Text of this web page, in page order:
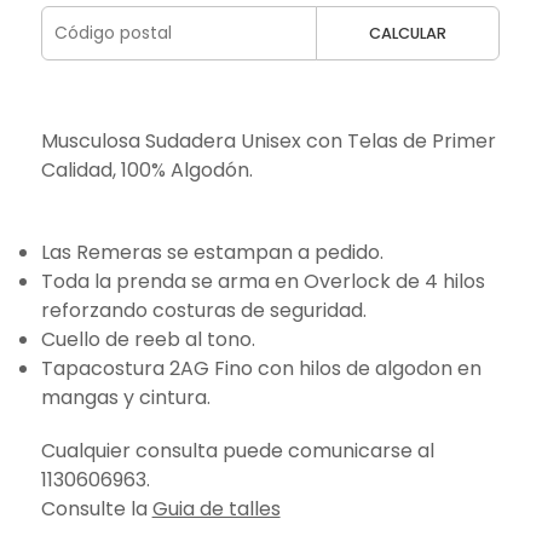
CALCULAR
Musculosa Sudadera Unisex con Telas de Primer
Calidad, 100% Algodón.
Las Remeras se estampan a pedido.
Toda la prenda se arma en Overlock de 4 hilos
reforzando costuras de seguridad.
Cuello de reeb al tono.
Tapacostura 2AG Fino con hilos de algodon en
mangas y cintura.
Cualquier consulta puede comunicarse al
1130606963.
Consulte la Guia de talles